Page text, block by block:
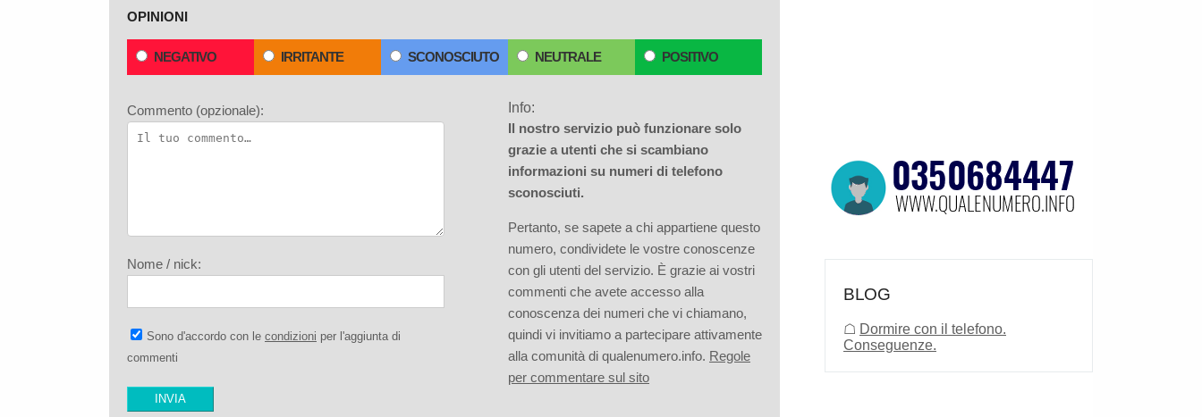
OPINIONI
NEGATIVO IRRITANTE SCONOSCIUTO NEUTRALE POSITIVO
Commento (opzionale):
Nome / nick:
Sono d'accordo con le condizioni per l'aggiunta di
commenti
Info:
Il nostro servizio può funzionare solo
grazie a utenti che si scambiano
informazioni su numeri di telefono
sconosciuti.
Pertanto, se sapete a chi appartiene questo
numero, condividete le vostre conoscenze
con gli utenti del servizio. È grazie ai vostri
commenti che avete accesso alla
conoscenza dei numeri che vi chiamano,
quindi vi invitiamo a partecipare attivamente
alla comunità di qualenumero.info. Regole
per commentare sul sito
BLOG
☖ Dormire con il telefono.
Conseguenze.